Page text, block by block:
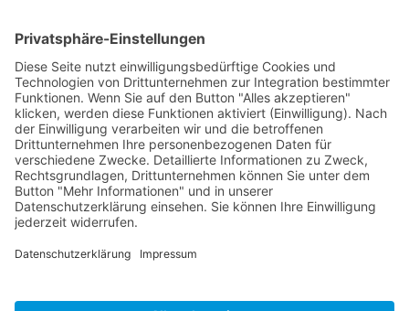
Dokumente
HOTLINE
PURELINK.DE
MARKEN